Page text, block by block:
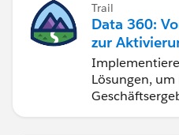
Trail
Data 360:
zur
Lösungen, um